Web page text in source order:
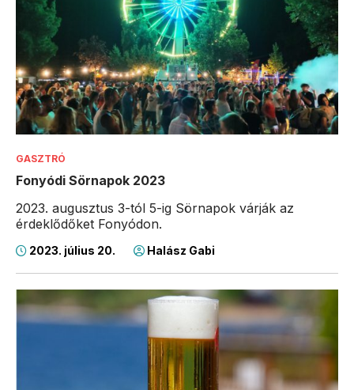
GASZTRÓ
Fonyódi Sörnapok 2023
2023. augusztus 3-tól 5-ig Sörnapok várják az
érdeklődőket Fonyódon.
2023. július 20. Halász Gabi